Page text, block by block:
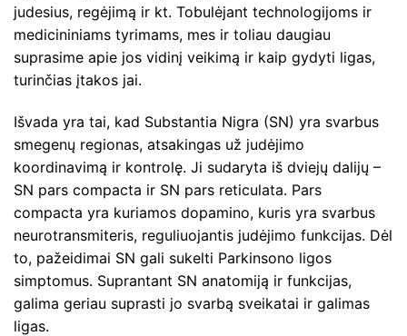
judesius, regėjimą ir kt. Tobulėjant technologijoms ir
medicininiams tyrimams, mes ir toliau daugiau
suprasime apie jos vidinį veikimą ir kaip gydyti ligas,
turinčias įtakos jai.
Išvada yra tai, kad Substantia Nigra (SN) yra svarbus
smegenų regionas, atsakingas už judėjimo
koordinavimą ir kontrolę. Ji sudaryta iš dviejų dalijų –
SN pars compacta ir SN pars reticulata. Pars
compacta yra kuriamos dopamino, kuris yra svarbus
neurotransmiteris, reguliuojantis judėjimo funkcijas. Dėl
to, pažeidimai SN gali sukelti Parkinsono ligos
simptomus. Suprantant SN anatomiją ir funkcijas,
galima geriau suprasti jo svarbą sveikatai ir galimas
ligas.